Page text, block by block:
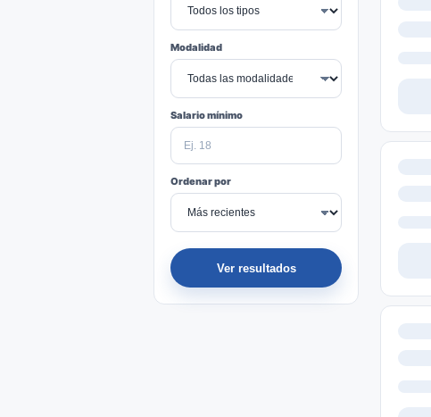
Modalidad
Salario mínimo
Ordenar por
Ver resultados